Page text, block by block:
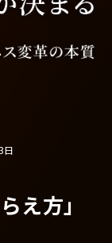
日
え方」